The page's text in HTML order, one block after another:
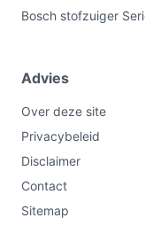
Bosch stofzuiger
Advies
Over deze site
Privacybeleid
Disclaimer
Contact
Sitemap